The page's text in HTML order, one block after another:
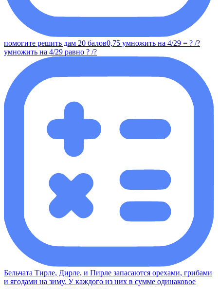
помогите решить дам 20 балов0,75 умножить на 4/29 = ? /?
умножить на 4/29 равно ? /?
Бельчата Тирле, Дирле, и Пирле запасаются орехами, грибами
и ягодами на зиму. У каждого из них в сумме одинаковое